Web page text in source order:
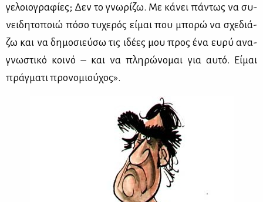
γε­λοιο­γρα­φί­ες; Δεν το γνω­ρί­ζω. Με κά­νει πά­ντως να συ­
νει­δη­το­ποιώ πό­σο τυ­χε­ρός εί­μαι που μπο­ρώ να σχε­διά­
ζω και να δη­μο­σιεύ­σω τις ιδέ­ες μου προς ένα ευ­ρύ ανα­
γνω­στι­κό κοι­νό – και να πλη­ρώ­νο­μαι για αυ­τό. Εί­μαι
πράγ­μα­τι προ­νο­μιού­χος».